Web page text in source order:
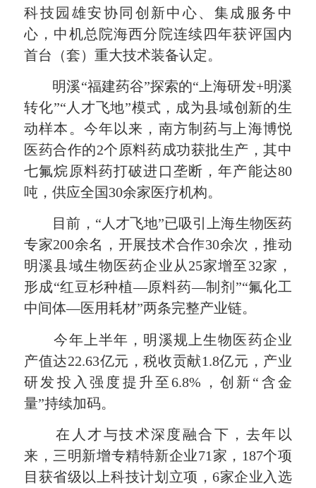
科技园雄安协同创新中心、集成服务中
心，中机总院海西分院连续四年获评国内
首台（套）重大技术装备认定。
明溪“福建药谷”探索的“上海研发+明溪
转化”“人才飞地”模式，成为县域创新的生
动样本。今年以来，南方制药与上海博悦
医药合作的2个原料药成功获批生产，其中
七氟烷原料药打破进口垄断，年产能达80
吨，供应全国30余家医疗机构。
目前，“人才飞地”已吸引上海生物医药
专家200余名，开展技术合作30余次，推动
明溪县域生物医药企业从25家增至32家，
形成“红豆杉种植—原料药—制剂”“氟化工
中间体—医用耗材”两条完整产业链。
今年上半年，明溪规上生物医药企业
产值达22.63亿元，税收贡献1.8亿元，产业
研发投入强度提升至6.8%，创新“含金
量”持续加码。
在人才与技术深度融合下，去年以
来，三明新增专精特新企业71家，187个项
目获省级以上科技计划立项，6家企业入选